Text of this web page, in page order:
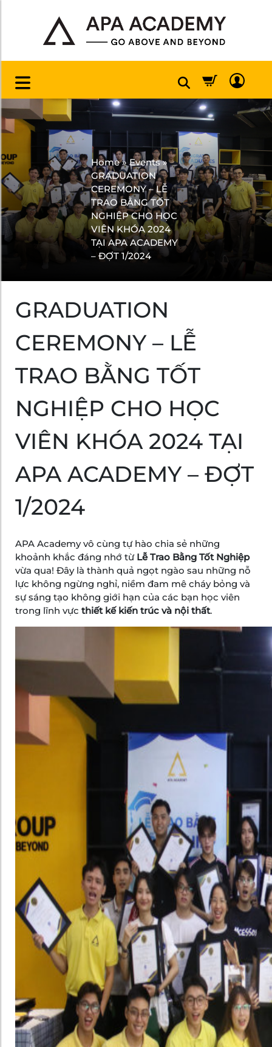
Home»Events»
GRADUATION
CEREMONY – LỄ
TRAO BẰNG TỐT
NGHIỆP CHO HỌC
VIÊN KHÓA 2024
TẠI APA ACADEMY
– ĐỢT 1/2024
GRADUATION
CEREMONY – LỄ
TRAO BẰNG TỐT
NGHIỆP CHO HỌC
VIÊN KHÓA 2024 TẠI
APA ACADEMY – ĐỢT
1/2024
APA Academy vô cùng tự hào chia sẻ những
khoảnh khắc đáng nhớ từ Lễ Trao Bằng Tốt Nghiệp
vừa qua! Đây là thành quả ngọt ngào sau những nỗ
lực không ngừng nghỉ, niềm đam mê cháy bỏng và
sự sáng tạo không giới hạn của các bạn học viên
trong lĩnh vực thiết kế kiến trúc và nội thất.